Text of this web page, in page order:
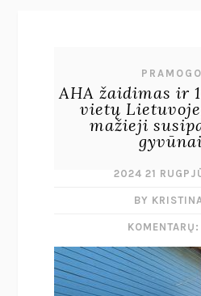
AHA žaidimas ir
vietų
mažieji
2024 21
BY